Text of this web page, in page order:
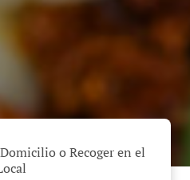
o Recoger en el